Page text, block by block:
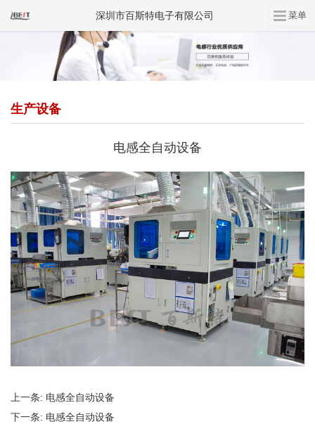
生产设备
电感全自动设备
上一条: 电感全自动设备
下一条: 电感全自动设备
深圳市百斯特电子有限公司